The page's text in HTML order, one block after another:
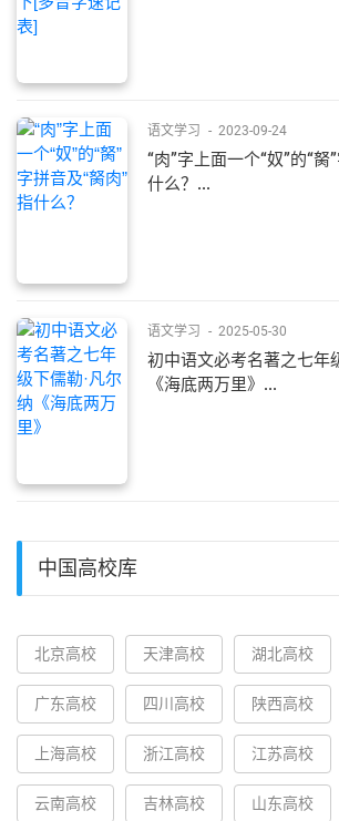
语文学习 - 2023-09-24
“肉”字上面一个“奴”的“胬
什么？...
语文学习 - 2025-05-30
初中语文必考名著之七年
《海底两万里》...
中国高校库
北京高校 天津高校 湖北高校
广东高校 四川高校 陕西高校
上海高校 浙江高校 江苏高校
云南高校 吉林高校 山东高校